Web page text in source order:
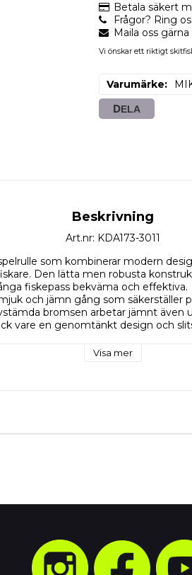
Betala säkert
Frågor? Ring
Maila oss gärna
Vi önskar ett riktigt
Varumärke
DELA
Beskrivning
Art.nr: KDA173-3011
som kombinerar modern
Den lätta men robusta
fiskepass bekväma och effektiva.
och jämn gång som säkerställer
bromsen arbetar jämnt även
vare en genomtänkt design och
eller kustnära vatten är Mikado
Visa mer